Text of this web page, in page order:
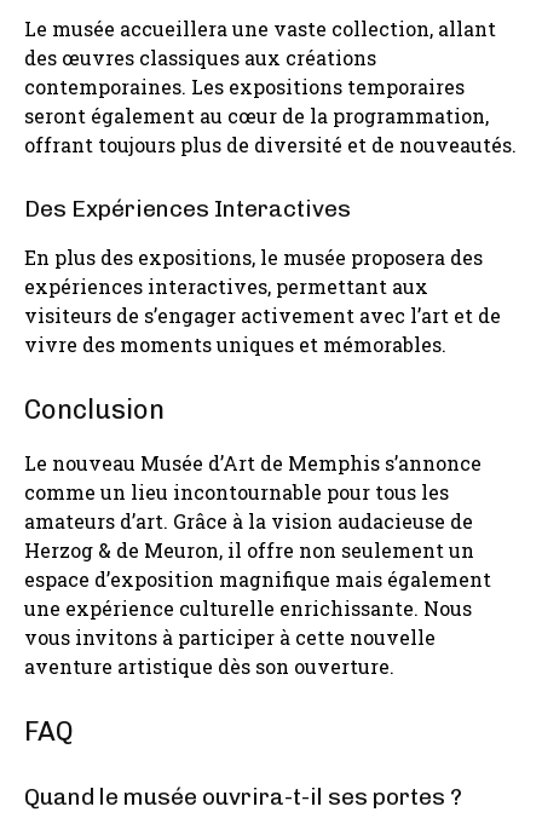
Le musée accueillera une vaste collection, allant
des œuvres classiques aux créations
contemporaines. Les expositions temporaires
seront également au cœur de la programmation,
offrant toujours plus de diversité et de nouveautés.
Des Expériences Interactives
En plus des expositions, le musée proposera des
expériences interactives, permettant aux
visiteurs de s’engager activement avec l’art et de
vivre des moments uniques et mémorables.
Conclusion
Le nouveau Musée d’Art de Memphis s’annonce
comme un lieu incontournable pour tous les
amateurs d’art. Grâce à la vision audacieuse de
Herzog & de Meuron, il offre non seulement un
espace d’exposition magnifique mais également
une expérience culturelle enrichissante. Nous
vous invitons à participer à cette nouvelle
aventure artistique dès son ouverture.
FAQ
Quand le musée ouvrira-t-il ses portes ?